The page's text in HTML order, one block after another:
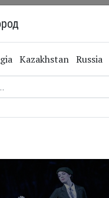
Kazakhstan Russia